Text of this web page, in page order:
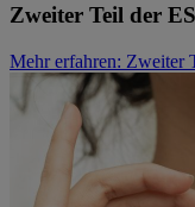
Zweiter Teil der
Mehr erfahren: Zweiter